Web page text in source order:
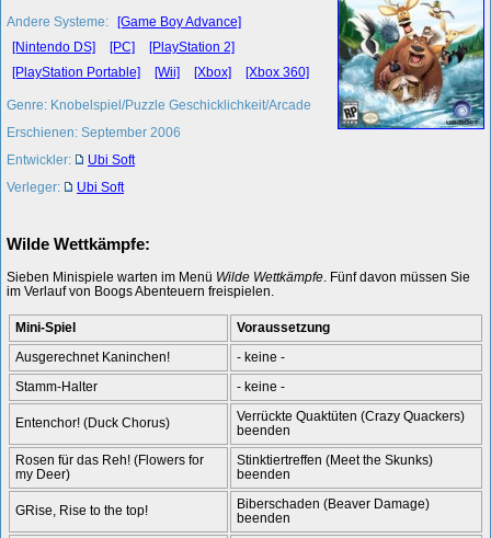
Andere Systeme: [Game Boy Advance]
[Nintendo DS]
[PC]
[PlayStation 2]
[PlayStation Portable]
[Wii] [Xbox] [Xbox 360]
Genre: Knobelspiel/Puzzle Geschicklichkeit/Arcade
Erschienen: September 2006
Entwickler:
Ubi Soft
Verleger:
Ubi Soft
Wilde Wettkämpfe:
Sieben Minispiele warten im Menü Wilde Wettkämpfe . Fünf davon müssen Sie
im Verlauf von Boogs Abenteuern freispielen.
Mini-Spiel
Voraussetzung
Ausgerechnet Kaninchen!
- keine -
Stamm-Halter
- keine -
Entenchor! (Duck Chorus)
Verrückte Quaktüten (Crazy Quackers)
beenden
Rosen für das Reh! (Flowers for
my Deer)
Stinktiertreffen (Meet the Skunks)
beenden
GRise, Rise to the top!
Biberschaden (Beaver Damage)
beenden